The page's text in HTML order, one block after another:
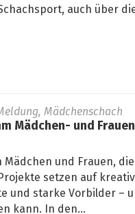
auch über
Mädchenschach
Mädchen- und
Mädchen und Frauen,
setzen auf
und starke Vorbilder –
kann. In den...